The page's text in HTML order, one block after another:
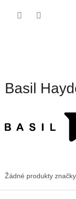
Basil
Žádné produkty značky